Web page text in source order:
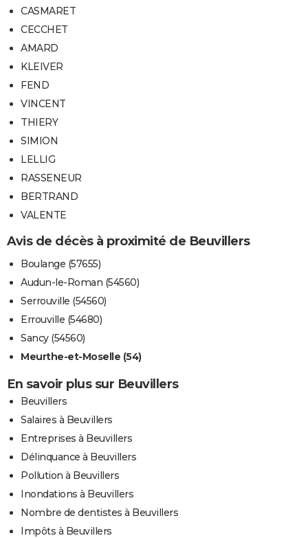
CASMARET
CECCHET
AMARD
KLEIVER
FEND
VINCENT
THIERY
SIMION
LELLIG
RASSENEUR
BERTRAND
VALENTE
Avis de décès à proximité de Beuvillers
Boulange (57655)
Audun-le-Roman (54560)
Serrouville (54560)
Errouville (54680)
Sancy (54560)
Meurthe-et-Moselle (54)
En savoir plus sur Beuvillers
Beuvillers
Salaires à Beuvillers
Entreprises à Beuvillers
Délinquance à Beuvillers
Pollution à Beuvillers
Inondations à Beuvillers
Nombre de dentistes à Beuvillers
Impôts à Beuvillers